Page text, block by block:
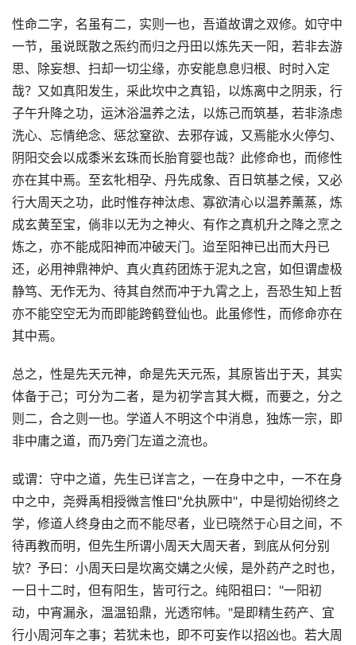
性命二字，名虽有二，实则一也，吾道故谓之双修。如守中
一节，虽说既散之炁约而归之丹田以炼先天一阳，若非去游
思、除妄想、扫却一切尘缘，亦安能息息归根、时时入定
哉？又如真阳发生，采此坎中之真铅，以炼离中之阴汞，行
子午升降之功，运沐浴温养之法，以炼己而筑基，若非涤虑
洗心、忘情绝念、惩忿窒欲、去邪存诚，又焉能水火停匀、
阴阳交会以成黍米玄珠而长胎育婴也哉？此修命也，而修性
亦在其中焉。至玄牝相孕、丹先成象、百日筑基之候，又必
行大周天之功，此时惟存神汰虑、寡欲清心以温养薰蒸，炼
成玄黄至宝，倘非以无为之神火、有作之真机升之降之烹之
炼之，亦不能成阳神而冲破天门。迨至阳神已出而大丹已
还，必用神鼎神炉、真火真药团炼于泥丸之宫，如但谓虚极
静笃、无作无为、待其自然而冲于九霄之上，吾恐生知上哲
亦不能空空无为而即能跨鹤登仙也。此虽修性，而修命亦在
其中焉。
总之，性是先天元神，命是先天元炁，其原皆出于天，其实
体备于己；可分为二者，是为初学言其大概，而要之，分之
则二，合之则一也。学道人不明这个中消息，独炼一宗，即
非中庸之道，而乃旁门左道之流也。
或谓：守中之道，先生已详言之，一在身中之中，一不在身
中之中，尧舜禹相授微言惟曰"允执厥中"，中是彻始彻终之
学，修道人终身由之而不能尽者，业已晓然于心目之间，不
待再教而明，但先生所谓小周天大周天者，到底从何分别
欤？予曰：小周天曰是坎离交媾之火候，是外药产之时也，
一日十二时，但有阳生，皆可行之。纯阳祖曰："一阳初
动，中宵漏永，温温铅鼎，光透帘帏。"是即精生药产、宜
行小周河车之事；若犹未也，即不可妄作以招凶也。若大周